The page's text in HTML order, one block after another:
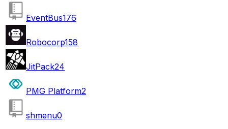
EventBus176
Robocorp158
JitPack24
PMG Platform2
shmenu0